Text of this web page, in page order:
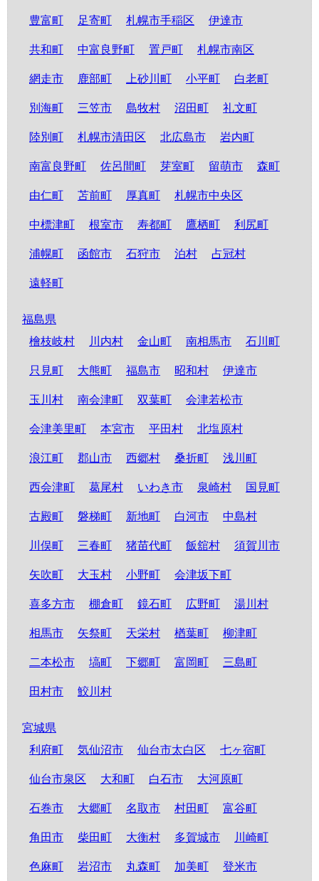
豊富町 足寄町 札幌市手稲区 伊達市
共和町 中富良野町 置戸町 札幌市南区
網走市 鹿部町 上砂川町 小平町 白老町
別海町 三笠市 島牧村 沼田町 礼文町
陸別町 札幌市清田区 北広島市 岩内町
南富良野町 佐呂間町 芽室町 留萌市 森町
由仁町 苫前町 厚真町 札幌市中央区
中標津町 根室市 寿都町 鷹栖町 利尻町
浦幌町 函館市 石狩市 泊村 占冠村
遠軽町
福島県
檜枝岐村
川内村 金山町 南相馬市 石川町
只見町 大熊町 福島市 昭和村 伊達市
玉川村 南会津町 双葉町 会津若松市
会津美里町 本宮市 平田村 北塩原村
浪江町 郡山市 西郷村 桑折町 浅川町
西会津町 葛尾村 いわき市 泉崎村 国見町
古殿町 磐梯町 新地町 白河市 中島村
川俣町 三春町 猪苗代町 飯舘村 須賀川市
矢吹町 大玉村 小野町 会津坂下町
喜多方市 棚倉町 鏡石町 広野町 湯川村
相馬市 矢祭町 天栄村 楢葉町 柳津町
二本松市 塙町 下郷町 富岡町 三島町
田村市 鮫川村
宮城県
利府町
気仙沼市 仙台市太白区 七ヶ宿町
仙台市泉区 大和町 白石市 大河原町
石巻市 大郷町 名取市 村田町 富谷町
角田市 柴田町 大衡村 多賀城市 川崎町
色麻町 岩沼市 丸森町 加美町 登米市